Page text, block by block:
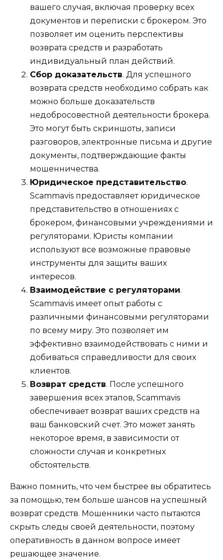
вашего случая, включая проверку всех
документов и переписки с брокером. Это
позволяет им оценить перспективы
возврата средств и разработать
индивидуальный план действий.
Сбор доказательств. Для успешного
возврата средств необходимо собрать как
можно больше доказательств
недобросовестной деятельности брокера.
Это могут быть скриншоты, записи
разговоров, электронные письма и другие
документы, подтверждающие факты
мошенничества.
Юридическое представительство.
Scammavis предоставляет юридическое
представительство в отношениях с
брокером, финансовыми учреждениями и
регуляторами. Юристы компании
используют все возможные правовые
инструменты для защиты ваших
интересов.
Взаимодействие с регуляторами.
Scammavis имеет опыт работы с
различными финансовыми регуляторами
по всему миру. Это позволяет им
эффективно взаимодействовать с ними и
добиваться справедливости для своих
клиентов.
Возврат средств. После успешного
завершения всех этапов, Scammavis
обеспечивает возврат ваших средств на
ваш банковский счет. Это может занять
некоторое время, в зависимости от
сложности случая и конкретных
обстоятельств.
Важно помнить, что чем быстрее вы обратитесь
за помощью, тем больше шансов на успешный
возврат средств. Мошенники часто пытаются
скрыть следы своей деятельности, поэтому
оперативность в данном вопросе имеет
решающее значение.